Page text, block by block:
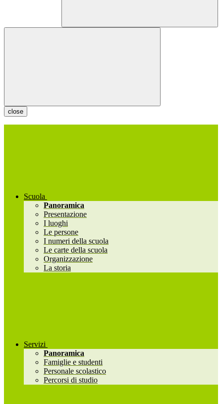
close
Scuola
Panoramica
Presentazione
I luoghi
Le persone
I numeri della scuola
Le carte della scuola
Organizzazione
La storia
Servizi
Panoramica
Famiglie e studenti
Personale scolastico
Percorsi di studio